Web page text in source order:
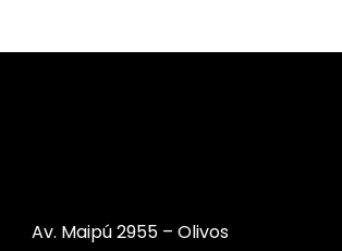
Av. Maipú 2955 – Olivos